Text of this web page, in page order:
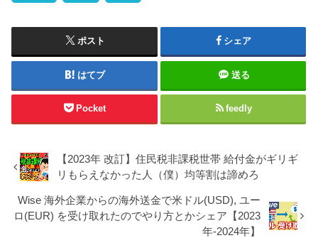
ポスト シェア
はてブ 送る
Pocket feedly
【2023年 改訂】住民税非課税世帯 給付金がギリギ
リもらえなかった人（僕）均等割は諦めろ
Wise 海外企業からの海外送金で米ドル(USD), ユー
ロ(EUR) を受け取れたのでやり方とかシェア【2023
年-2024年】